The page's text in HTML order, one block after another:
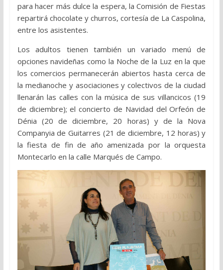
para hacer más dulce la espera, la Comisión de Fiestas
repartirá chocolate y churros, cortesía de La Caspolina,
entre los asistentes.
Los adultos tienen también un variado menú de
opciones navideñas como la Noche de la Luz en la que
los comercios permanecerán abiertos hasta cerca de
la medianoche y asociaciones y colectivos de la ciudad
llenarán las calles con la música de sus villancicos (19
de diciembre); el concierto de Navidad del Orfeón de
Dénia (20 de diciembre, 20 horas) y de la Nova
Companyia de Guitarres (21 de diciembre, 12 horas) y
la fiesta de fin de año amenizada por la orquesta
Montecarlo en la calle Marqués de Campo.